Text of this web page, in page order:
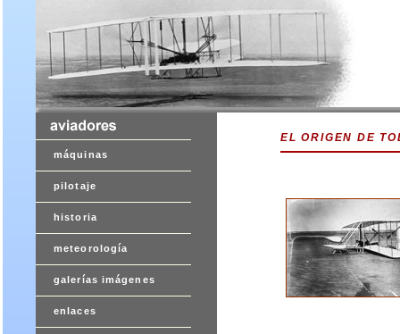
máquinas
pilotaje
historia
meteorología
galerías imágenes
enlaces
EL ORIGEN DE